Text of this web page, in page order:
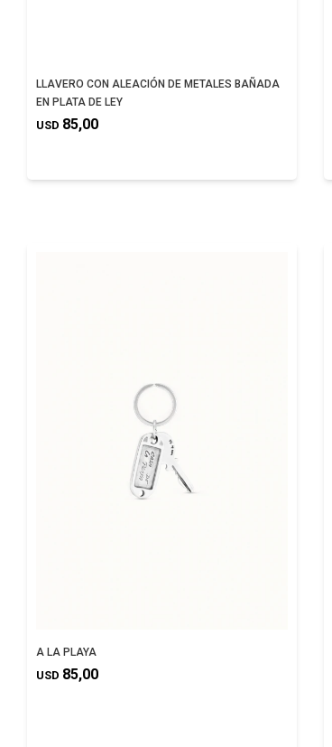
LLAVERO CON ALEACIÓN DE METALES BAÑADA
EN PLATA DE LEY
USD 85,00
A LA PLAYA
USD 85,00